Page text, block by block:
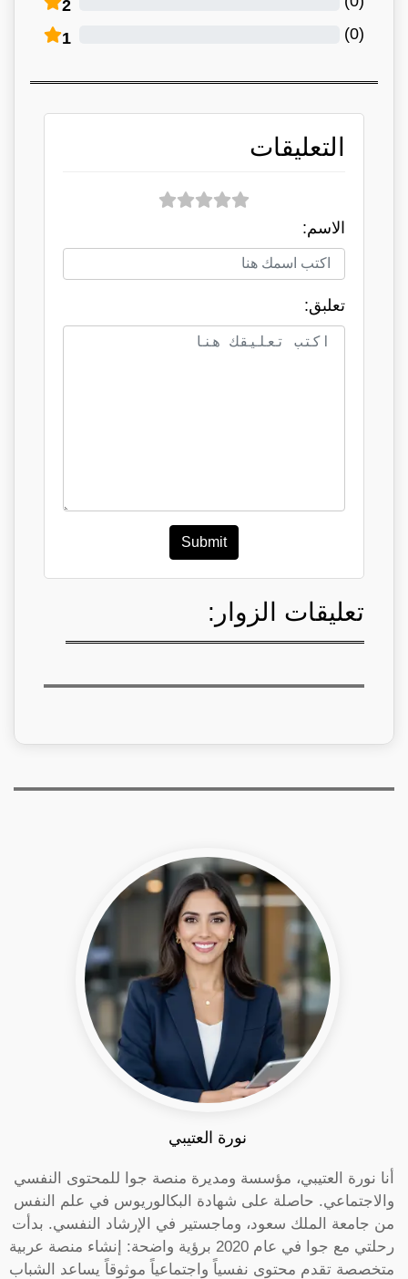
2
1 (
0
)
التعليقات
الاسم:
تعلبق:
Submit
تعليقات الزوار:
نورة العتيبي
أنا نورة العتيبي، مؤسسة ومديرة منصة جوا للمحتوى النفسي
والاجتماعي. حاصلة على شهادة البكالوريوس في علم النفس
من جامعة الملك سعود، وماجستير في الإرشاد النفسي. بدأت
رحلتي مع جوا في عام 2020 برؤية واضحة: إنشاء منصة عربية
متخصصة تقدم محتوى نفسياً واجتماعياً موثوقاً يساعد الشباب